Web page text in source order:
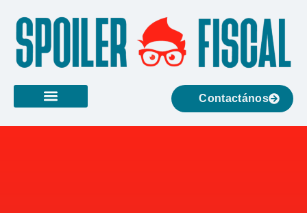
Contactános